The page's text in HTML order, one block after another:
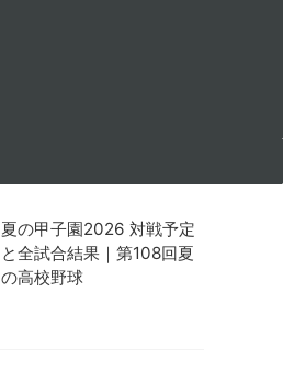
夏の甲子園2026 対戦予定
と全試合結果｜第108回夏
の高校野球